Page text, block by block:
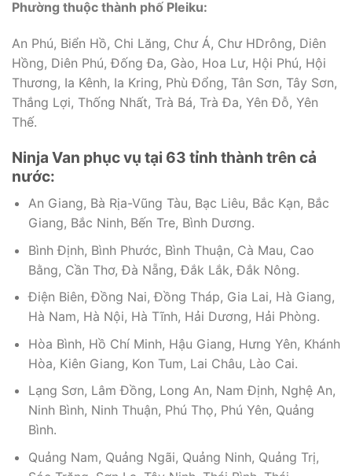
Phường thuộc thành phố Pleiku:
An Phú, Biển Hồ, Chi Lăng, Chư Á, Chư HDrông, Diên
Hồng, Diên Phú, Đống Đa, Gào, Hoa Lư, Hội Phú, Hội
Thương, Ia Kênh, Ia Kring, Phù Đổng, Tân Sơn, Tây Sơn,
Thắng Lợi, Thống Nhất, Trà Bá, Trà Đa, Yên Đỗ, Yên
Thế.
Ninja Van phục vụ tại 63 tỉnh thành trên cả
nước:
An Giang, Bà Rịa-Vũng Tàu, Bạc Liêu, Bắc Kạn, Bắc
Giang, Bắc Ninh, Bến Tre, Bình Dương.
Bình Định, Bình Phước, Bình Thuận, Cà Mau, Cao
Bằng, Cần Thơ, Đà Nẵng, Đắk Lắk, Đắk Nông.
Điện Biên, Đồng Nai, Đồng Tháp, Gia Lai, Hà Giang,
Hà Nam, Hà Nội, Hà Tĩnh, Hải Dương, Hải Phòng.
Hòa Bình, Hồ Chí Minh, Hậu Giang, Hưng Yên, Khánh
Hòa, Kiên Giang, Kon Tum, Lai Châu, Lào Cai.
Lạng Sơn, Lâm Đồng, Long An, Nam Định, Nghệ An,
Ninh Bình, Ninh Thuận, Phú Thọ, Phú Yên, Quảng
Bình.
Quảng Nam, Quảng Ngãi, Quảng Ninh, Quảng Trị,